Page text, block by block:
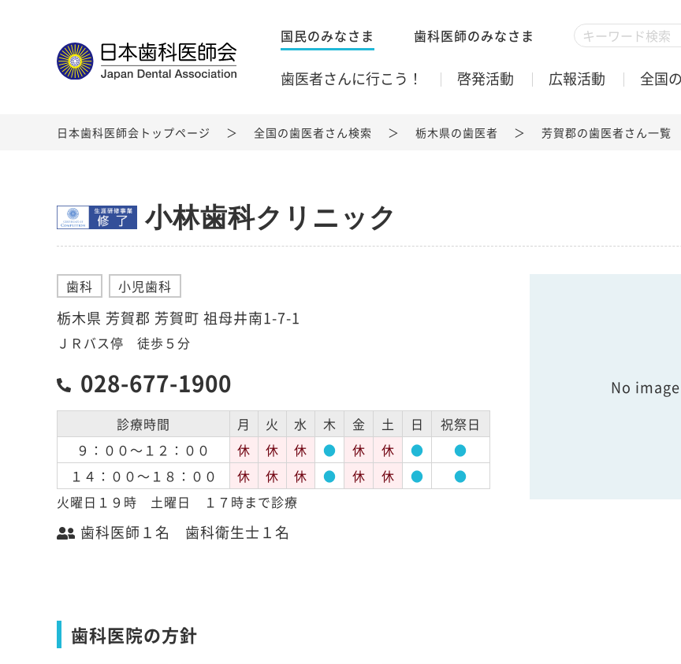
国民のみなさま 歯科医師のみなさま
歯医者さんに行こう！ 啓発活動 広報活動 全国
日本歯科医師会トップページ 全国の歯医者さん検索 栃木県の歯医者 芳賀郡の歯医者さん一覧
小林歯科クリニック
歯科 小児歯科
栃木県 芳賀郡 芳賀町 祖母井南1-7-1
ＪＲバス停 徒歩５分
028-677-1900
診療時間 月 火 水 木 金 土 日
祝祭日
９：００～１２：００
休 休 休 ● 休 休 ●
●
１４：００～１８：００
休 休 休 ● 休 休 ●
●
火曜日１９時 土曜日 １７時まで診療
歯科医師１名 歯科衛生士１名
No image
歯科医院の方針